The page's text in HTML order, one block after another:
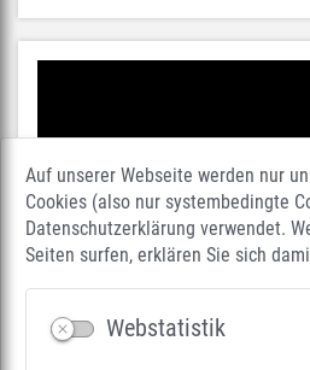
Auf unserer Webseite werden nur
Cookies (also nur systembedingte
Datenschutzerklärung verwendet.
Seiten surfen, erklären Sie sich
Webstatistik